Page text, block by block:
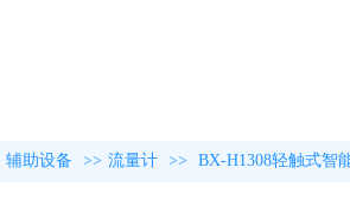
辅助设备 >> 流量计 >> BX-H1308轻触式智